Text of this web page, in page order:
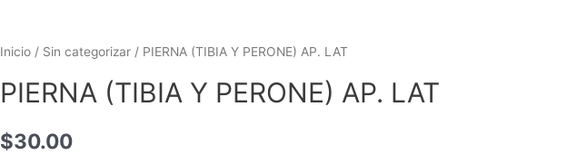
Inicio / Sin categorizar / PIERNA (TIBIA Y PERONE) AP. LAT
PIERNA (TIBIA Y PERONE) AP. LAT
$30.00